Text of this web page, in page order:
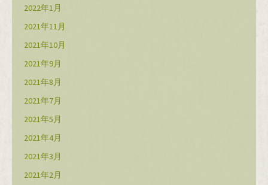
2022年1月
2021年11月
2021年10月
2021年9月
2021年8月
2021年7月
2021年5月
2021年4月
2021年3月
2021年2月